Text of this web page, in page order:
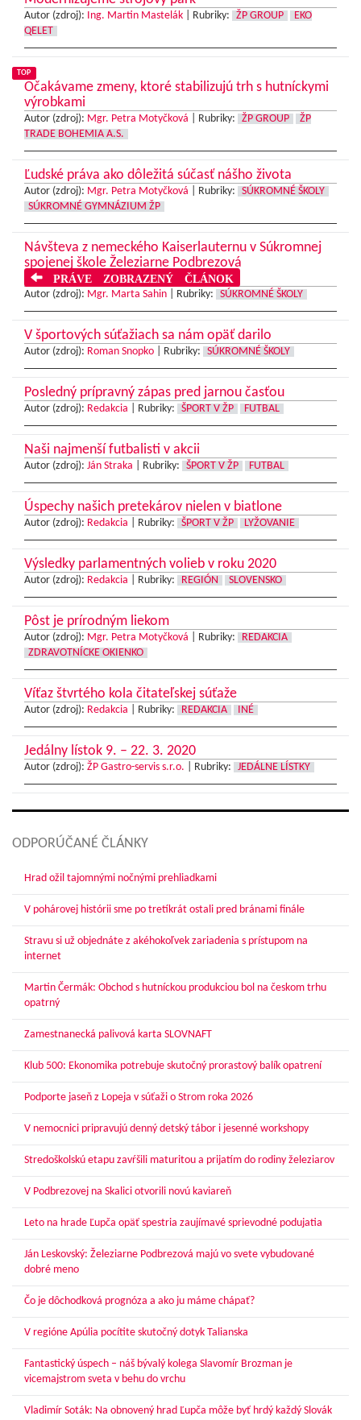
Autor (zdroj): Ing. Martin Mastelák Rubriky: ŽP GROUP
EKO
QELET
TOP
Očakávame zmeny, ktoré stabilizujú trh s hutníckymi
výrobkami
Autor (zdroj): Mgr. Petra Motyčková Rubriky: ŽP GROUP
ŽP
TRADE BOHEMIA A.S.
Ľudské práva ako dôležitá súčasť nášho života
Autor (zdroj): Mgr. Petra Motyčková Rubriky:
SÚKROMNÉ ŠKOLY
SÚKROMNÉ GYMNÁZIUM ŽP
Návšteva z nemeckého Kaiserlauternu v Súkromnej
spojenej škole Železiarne Podbrezová
PRÁVE ZOBRAZENÝ ČLÁNOK
Autor (zdroj): Mgr. Marta Sahin Rubriky: SÚKROMNÉ ŠKOLY
V športových súťažiach sa nám opäť darilo
Autor (zdroj): Roman Snopko Rubriky: SÚKROMNÉ ŠKOLY
Posledný prípravný zápas pred jarnou časťou
Autor (zdroj): Redakcia Rubriky: ŠPORT V ŽP FUTBAL
Naši najmenší futbalisti v akcii
Autor (zdroj): Ján Straka Rubriky: ŠPORT V ŽP FUTBAL
Úspechy našich pretekárov nielen v biatlone
Autor (zdroj): Redakcia Rubriky: ŠPORT V ŽP LYŽOVANIE
Výsledky parlamentných volieb v roku 2020
Autor (zdroj): Redakcia Rubriky: REGIÓN SLOVENSKO
Pôst je prírodným liekom
Autor (zdroj): Mgr. Petra Motyčková Rubriky:
REDAKCIA
ZDRAVOTNÍCKE OKIENKO
Víťaz štvrtého kola čitateľskej súťaže
Autor (zdroj): Redakcia Rubriky: REDAKCIA INÉ
Jedálny lístok 9. – 22. 3. 2020
Autor (zdroj): ŽP Gastro-servis s.r.o. Rubriky: JEDÁLNE LÍSTKY
ODPORÚČANÉ ČLÁNKY
Hrad ožil tajomnými nočnými prehliadkami
V pohárovej histórii sme po tretíkrát ostali pred bránami finále
Stravu si už objednáte z akéhokoľvek zariadenia s prístupom na
internet
Martin Čermák: Obchod s hutníckou produkciou bol na českom trhu
opatrný
Zamestnanecká palivová karta SLOVNAFT
Klub 500: Ekonomika potrebuje skutočný prorastový balík opatrení
Podporte jaseň z Lopeja v súťaži o Strom roka 2026
V nemocnici pripravujú denný detský tábor i jesenné workshopy
Stredoškolskú etapu zavŕšili maturitou a prijatím do rodiny železiarov
V Podbrezovej na Skalici otvorili novú kaviareň
Leto na hrade Ľupča opäť spestria zaujímavé sprievodné podujatia
Ján Leskovský: Železiarne Podbrezová majú vo svete vybudované
dobré meno
Čo je dôchodková prognóza a ako ju máme chápať?
V regióne Apúlia pocítite skutočný dotyk Talianska
Fantastický úspech – náš bývalý kolega Slavomír Brozman je
vicemajstrom sveta v behu do vrchu
Vladimír Soták: Na obnovený hrad Ľupča môže byť hrdý každý Slovák